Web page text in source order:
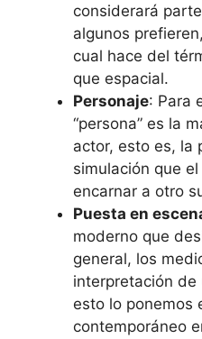
considerará
algunos
cual hace del
que espacial.
Personaje: Para
“persona” es la
actor, esto es, la
simulación que
encarnar a otro
Puesta en
moderno que
general, los
interpretación de
esto lo ponemos
contemporáneo